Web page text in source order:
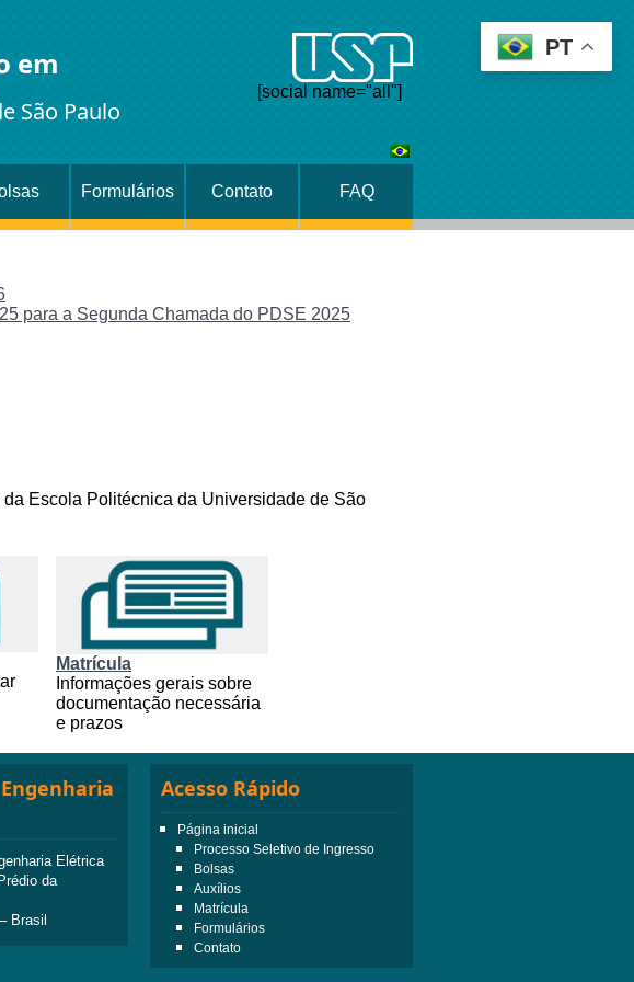
em
São Paulo
[social name="all"]
Formulários Contato FAQ
para a Segunda Chamada do PDSE 2025
da Escola Politécnica da Universidade de São
Matrícula
Informações gerais sobre
documentação necessária
e prazos
Elétrica
da
Brasil
Acesso Rápido
Página inicial
Processo Seletivo de Ingresso
Bolsas
Auxílios
Matrícula
Formulários
Contato
PT